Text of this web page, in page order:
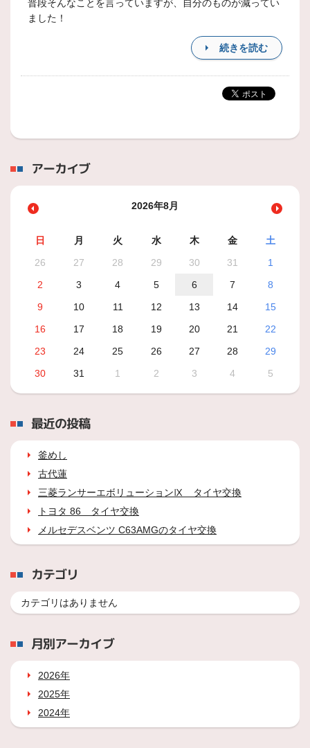
普段そんなことを言っていますが、自分のものが減ってい
ました！
続きを読む
アーカイブ
2026年8月
日 月 火 水 木 金
土
26
27 28 29 30 31
1
2
3 4 5 6 7
8
9
10 11 12 13 14
15
16
17 18 19 20 21
22
23
24 25 26 27 28
29
30
31 1 2 3 4 5
最近の投稿
釜めし
古代蓮
三菱ランサーエボリューションⅨ タイヤ交換
トヨタ 86 タイヤ交換
メルセデスベンツ C63AMGのタイヤ交換
カテゴリ
カテゴリはありません
月別アーカイブ
2026年
2025年
2024年